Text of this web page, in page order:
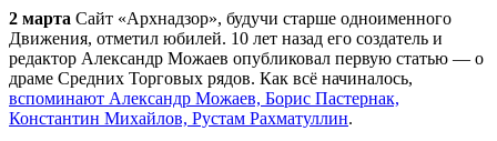
2 марта Сайт «Архнадзор», будучи старше одноименного
Движения, отметил юбилей. 10 лет назад его создатель и
редактор Александр Можаев опубликовал первую статью — о
драме Средних Торговых рядов. Как всё начиналось,
вспоминают Александр Можаев, Борис Пастернак,
Константин Михайлов, Рустам Рахматуллин.